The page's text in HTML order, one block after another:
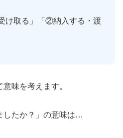
け取る」「②納入する・渡
味を考えます。
したか？」の意味は…